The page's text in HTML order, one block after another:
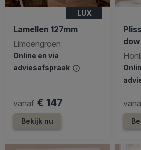
LUX
Lamellen 127mm
Limoengroen
Online en via
adviesafspraak
vanaf € 147
Bekijk nu